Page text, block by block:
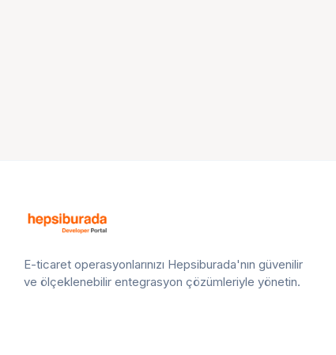
E-ticaret operasyonlarınızı Hepsiburada'nın güvenilir
ve ölçeklenebilir entegrasyon çözümleriyle yönetin.